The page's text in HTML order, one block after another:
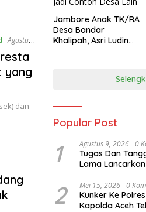
Agustus
yang
dan
Jambore Anak TK/RA
Desa Bandar
Khalipah, Asri Ludin
Popular Post
1 Agustus 9, 2026 0
Tugas Dan
Lama
2 Mei 15, 2026 0
Kunker Ke
Kapolda Aceh